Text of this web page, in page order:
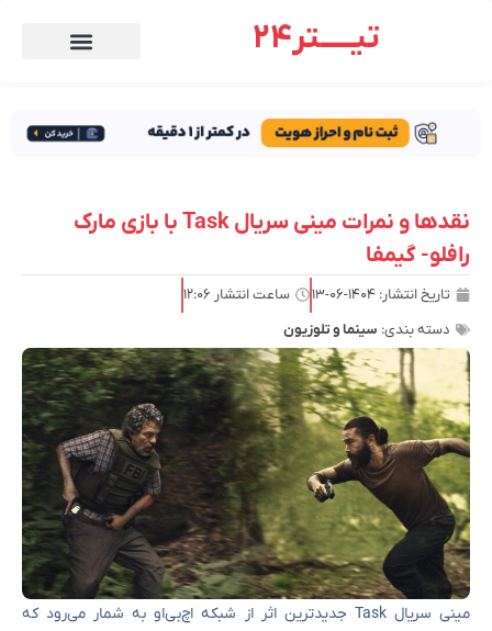
تیـــــتر24
نقدها و نمرات مینی سریال Task با بازی مارک
رافلو- گیمفا
تاریخ انتشار: ۱۴۰۴-۰۶-۱۳ ساعت انتشار ۱۲:۰۶
دسته بندی: سینما و تلوزیون
مینی سریال Task جدیدترین اثر از شبکه اچ‌بی‌او به شمار می‌رود که